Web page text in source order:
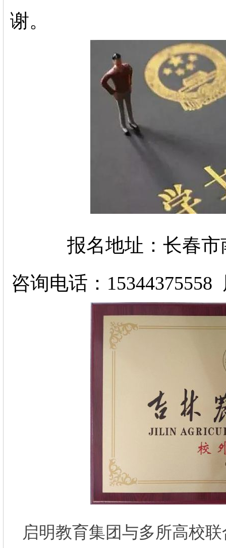
谢。
报名地址：长春
咨询电话：15344375558
启明教育集团与多所高校